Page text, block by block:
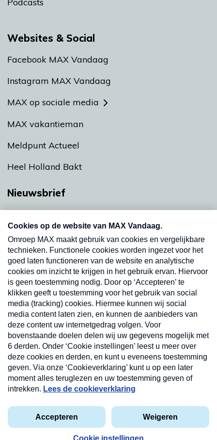
Websites & Social
Facebook MAX Vandaag
Instagram MAX Vandaag
MAX op sociale media
MAX vakantieman
Meldpunt Actueel
Heel Holland Bakt
Nieuwsbrief
nieuwsbrief. Elke vrijdag- en dinsdagochtend in
uw mailbox.
Verzend
Privacyverklaring
Cookieverklaring
Kwetsbaarheid melden
Copyright © 2026 MAX Vandaag - Omroep MAX
Nieuwsbrief
Neem hier een gratis abonnement op onze
nieuwsbrief. Elke vrijdag- en dinsdagochtend in uw